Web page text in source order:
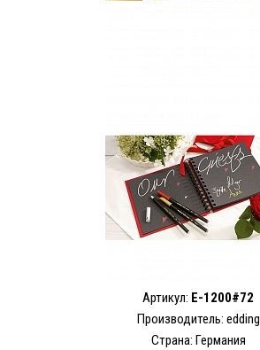
Артикул: E-1200#72
Производитель: edding
Страна: Германия